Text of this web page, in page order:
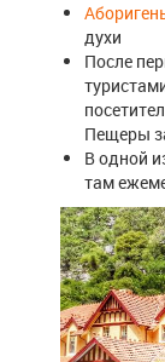
духи
После
Пещеры
В одной
там